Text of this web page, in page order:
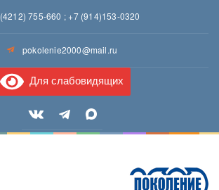
(4212) 755-660 ;+7 (914)153-0320
pokolenie2000@mail.ru
Для слабовидящих